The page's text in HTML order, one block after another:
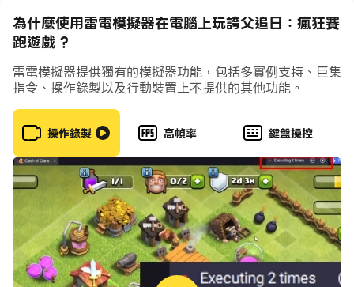
3.遊戲中的場景如此豐富，你可以隨時加入其中。
誇父追日亮點
1.享受不一樣的精彩跑酷，操作非常簡單;
2.而且遊戲的畫面也很卡通，很有趣，控製人物向前跑酷;
3.避開各種障礙，收集很多道具，這樣你就可以獲得很多技
能。
為什麼使用雷電模擬器在電腦上玩誇父追日：瘋狂賽
跑遊戲 ?
雷電模擬器提供獨有的模擬器功能，包括多實例支持、巨集
指令、操作錄製以及行動裝置上不提供的其他功能。
操作錄製 高幀率 鍵盤操控